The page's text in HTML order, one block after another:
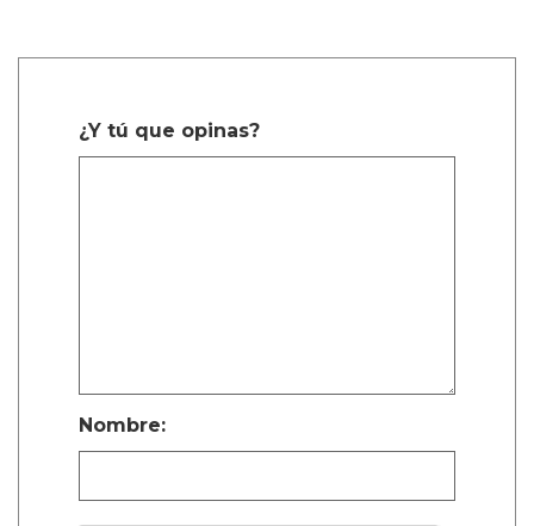
¿Y tú que opinas?
Nombre: